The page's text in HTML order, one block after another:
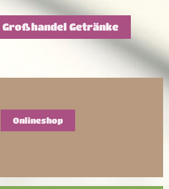
Getränke
Onlineshop